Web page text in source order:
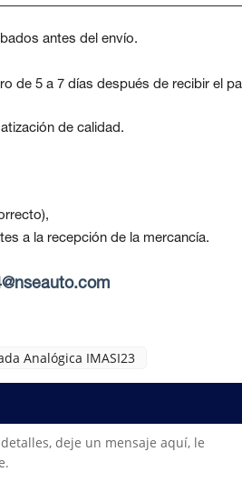
antes del envío.
de 5 a 7 días después de recibir el
de calidad.
a la recepción de la mercancía.
Analógica IMASI23
deje un mensaje aquí, le